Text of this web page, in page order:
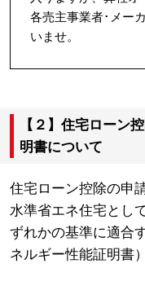
各売主事業者･メー
いませ。
【２】住宅ローン
明書について
住宅ローン控除の申
水準省エネ住宅とし
ずれかの基準に適合
ネルギー性能証明書